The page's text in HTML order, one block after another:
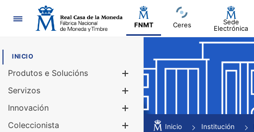
Navegación
FNMT Ceres
Sede
Electrónica
INICIO
Produtos e Solucións
Mostrar/Ocultar
Servizos
Innovación
Coleccionista
Mostrar/Ocultar
Inicio Institución